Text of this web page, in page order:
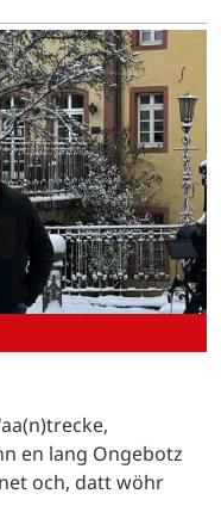
en lang Ongebotz
och, datt wöhr